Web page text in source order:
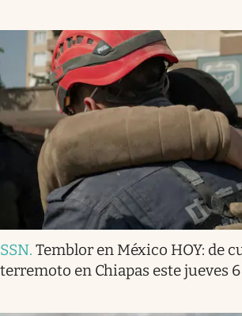
SSN. Temblor en México HOY: de
terremoto en Chiapas este jueves